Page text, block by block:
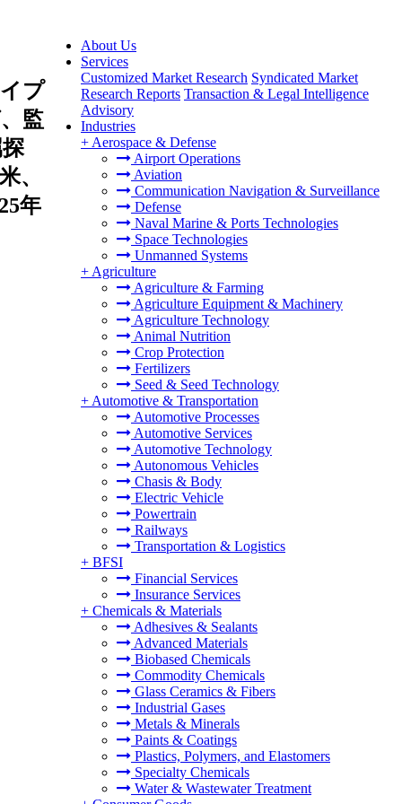
About Us
Services
Customized Market Research Syndicated Market
Research Reports Transaction & Legal Intelligence
Advisory
Industries
+ Aerospace & Defense
Airport Operations
Aviation
Communication Navigation & Surveillance
Defense
Naval Marine & Ports Technologies
Space Technologies
Unmanned Systems
+ Agriculture
Agriculture & Farming
Agriculture Equipment & Machinery
Agriculture Technology
Animal Nutrition
Crop Protection
Fertilizers
Seed & Seed Technology
+ Automotive & Transportation
Automotive Processes
Automotive Services
Automotive Technology
Autonomous Vehicles
Chasis & Body
Electric Vehicle
Powertrain
Railways
Transportation & Logistics
+ BFSI
Financial Services
Insurance Services
+ Chemicals & Materials
Adhesives & Sealants
Advanced Materials
Biobased Chemicals
Commodity Chemicals
Glass Ceramics & Fibers
Industrial Gases
Metals & Minerals
Paints & Coatings
Plastics, Polymers, and Elastomers
Specialty Chemicals
Water & Wastewater Treatment
プ
監
、
年